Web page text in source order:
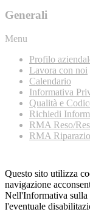
Generali
Menu
Profilo
Lavora con noi
Calendario
Informativa
Qualità e
Richiedi
RMA Reso/
RMA
Questo sito utilizza
navigazione
Nell'Informativa sulla
l'eventuale